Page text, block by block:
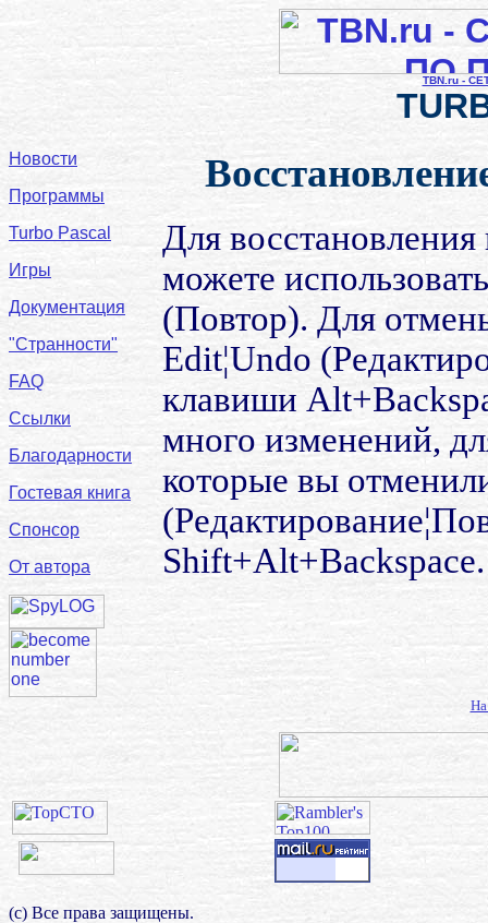
TBN.ru -
Новости
Программы
Turbo Pascal
Игры
Документация
"Странности"
FAQ
Ссылки
Благодарности
Гостевая книга
Спонсор
От автора
Для
можете
(Повтор). Для
Edit¦Undo
клавиши
много изменений,
которые вы
Shift+Alt+Backspace.
(с) Все права защищены.